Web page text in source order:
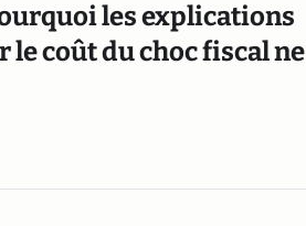
les explications
le coût du choc fiscal ne